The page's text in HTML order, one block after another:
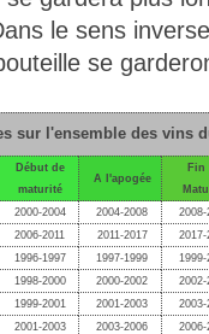
le sens
se
sur l'ensemble des vins
Début de
maturité
A l'apogée
Fin
2000-2004 2004-2008
2008-
2006-2011 2011-2017
2017-
1996-1997 1997-1999
1999-
1998-2000 2000-2002
2002-
1999-2001 2001-2003
2003-
2001-2003 2003-2006
2006-